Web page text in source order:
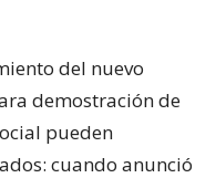
del nuevo
demostración de
pueden
cuando anunció